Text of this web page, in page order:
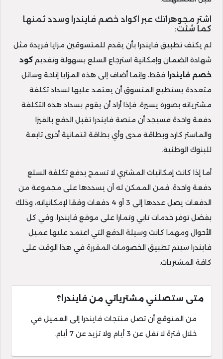
اشتر مجوهراتك عبر اكواد خصم فايندرا وسدد ثمنها
كما شئت:
لم يكتف تطبيق فايندرا بأن يقدم للمتسوقين مزايا فريدة مثل
شهادة الضمان وإمكانية استرجاع السلع بسهولة وتقديم كود
خصم فايندرا فقط، وإنما أضاف إلى هذه المزايا إتاحة وسائل
متعددة يستطيع المتسوق أن يعتمد عليها لسداد تكلفة
مشترياته بصورة يسيرة، فإذا أراد أن يقوم بسداد هذه التكلفة
دفعة واحدة فسيجد أن منصة فايندرا تقبل الدفع بالفيزا
والماستر كارد وبطاقة مدى وأي بطاقة ائتمانية أخرى تابعة
للبنوك الوطنية.
أما إذا كانت إمكانيات المشتري لا تسمح بدفع تكلفة السلع
دفعة واحدة، فمن الممكن له أن يسددها على مجموعة من
الدفعات يصل عددها إلى 3 أو 4 دفعات وفقا لإمكانياته، وذلك
بفضل توفر خدمات تابي وتمارا على موقع فايندرا، وفي كل
الأحوال ومهما كانت وسيلة الدفع التي اعتمد عليها عميل
فايندرا سيتم تطبيق الخصومات المقررة في هذا الوقت على
كافة المشتريات.
متى ستصلني مشترياتي من فايندرا؟
من المتوقع أن تصل منتجات فايندرا إلى العميل في
خلال فترة لا تقل عن 3 أيام ولا تزيد عن 7 أيام.